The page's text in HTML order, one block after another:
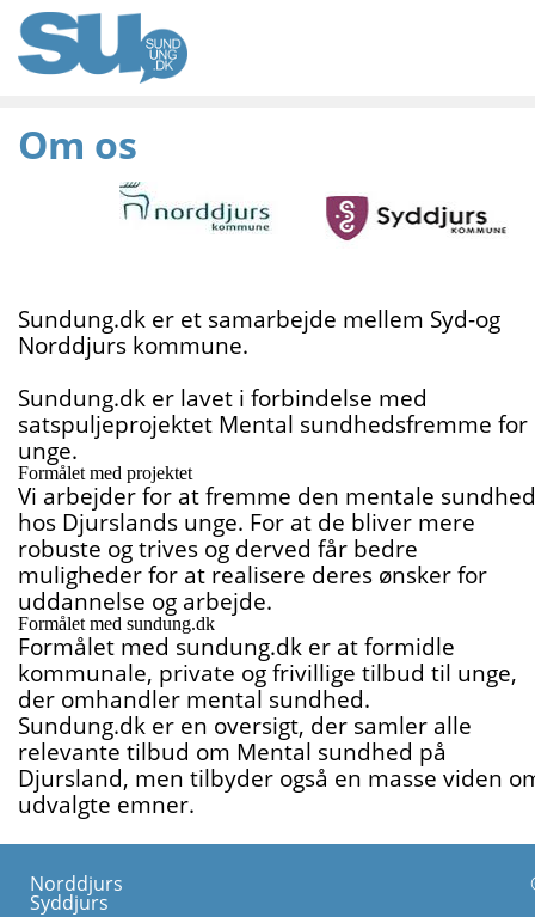
Om os
Sundung.dk er et samarbejde mellem Syd-og
Norddjurs kommune.
Sundung.dk er lavet i forbindelse med
satspuljeprojektet Mental sundhedsfremme for
unge.
Formålet med projektet
Vi arbejder for at fremme den mentale sundhed
hos Djurslands unge. For at de bliver mere
robuste og trives og derved får bedre
muligheder for at realisere deres ønsker for
uddannelse og arbejde.
Formålet med sundung.dk
Formålet med sundung.dk er at formidle
kommunale, private og frivillige tilbud til unge,
der omhandler mental sundhed.
Sundung.dk er en oversigt, der samler alle
relevante tilbud om Mental sundhed på
Djursland, men tilbyder også en masse viden
udvalgte emner.
Norddjurs
Syddjurs